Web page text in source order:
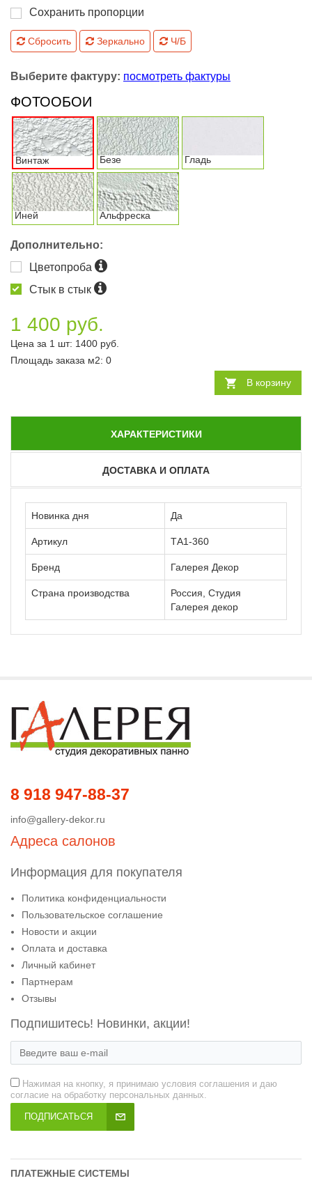
Сохранить пропорции
Сбросить Зеркально Ч/Б
Выберите фактуру: посмотреть фактуры
ФОТООБОИ
Винтаж Безе Гладь
Иней Альфреска
Дополнительно:
Цветопроба
Стык в стык
1 400 руб.
Цена за 1 шт: 1400 руб.
Площадь заказа м2: 0
В корзину
ХАРАКТЕРИСТИКИ
ДОСТАВКА И ОПЛАТА
Новинка дня Да
Артикул ТА1-360
Бренд Галерея Декор
Страна производства
Россия, Студия
Галерея декор
8 918 947-88-37
info@gallery-dekor.ru
Адреса салонов
Информация для покупателя
Политика конфиденциальности
Пользовательское соглашение
Новости и акции
Оплата и доставка
Личный кабинет
Партнерам
Отзывы
Подпишитесь! Новинки, акции!
Нажимая на кнопку, я принимаю условия соглашения и даю
согласие на обработку персональных данных.
ПОДПИСАТЬСЯ
ПЛАТЕЖНЫЕ СИСТЕМЫ